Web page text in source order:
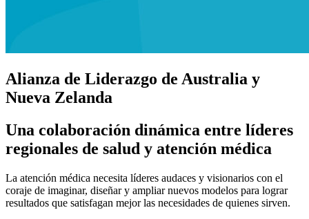
Alianza de Liderazgo de Australia y
Nueva Zelanda
Una colaboración dinámica entre líderes
regionales de salud y atención médica
La atención médica necesita líderes audaces y visionarios con el
coraje de imaginar, diseñar y ampliar nuevos modelos para lograr
resultados que satisfagan mejor las necesidades de quienes sirven.